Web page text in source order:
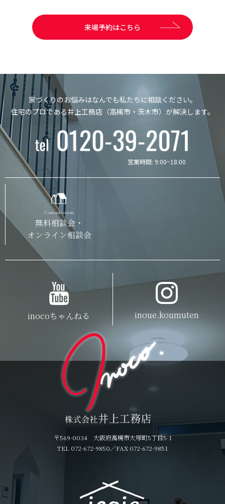
来場予約はこちら
家づくりのお悩みはなんでも私たちに相談ください。
住宅のプロである井上工務店（高槻市・茨木市）が解決します。
営業時間: 9:00~18:00
Consultation
無料相談会・
オンライン相談会
inocoちゃんねる inoue.koumuten
〒569-0034 大阪府高槻市大塚町5丁目5-1
TEL 072-672-9850／FAX 072-672-9851